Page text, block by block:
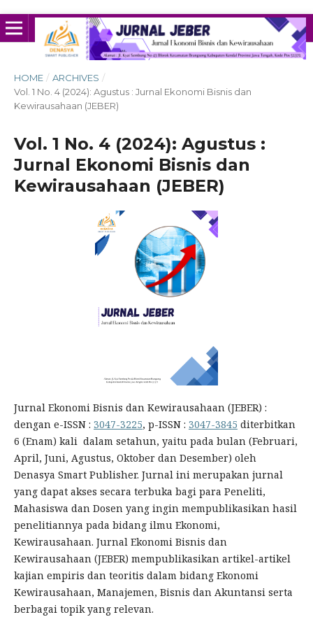
HOME / ARCHIVES /
Vol. 1 No. 4 (2024): Agustus : Jurnal Ekonomi Bisnis dan
Kewirausahaan (JEBER)
Vol. 1 No. 4 (2024): Agustus :
Jurnal Ekonomi Bisnis dan
Kewirausahaan (JEBER)
Jurnal Ekonomi Bisnis dan Kewirausahaan (JEBER) :
dengan e-ISSN : 3047-3225, p-ISSN : 3047-3845 diterbitkan
6 (Enam) kali dalam setahun, yaitu pada bulan (Februari,
April, Juni, Agustus, Oktober dan Desember) oleh
Denasya Smart Publisher. Jurnal ini merupakan jurnal
yang dapat akses secara terbuka bagi para Peneliti,
Mahasiswa dan Dosen yang ingin mempublikasikan hasil
penelitiannya pada bidang ilmu Ekonomi,
Kewirausahaan. Jurnal Ekonomi Bisnis dan
Kewirausahaan (JEBER) mempublikasikan artikel-artikel
kajian empiris dan teoritis dalam bidang Ekonomi
Kewirausahaan, Manajemen, Bisnis dan Akuntansi serta
berbagai topik yang relevan.